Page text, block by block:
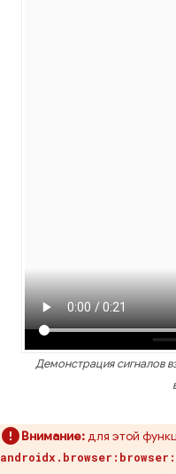
Демонстрация сигналов
Внимание:для этой